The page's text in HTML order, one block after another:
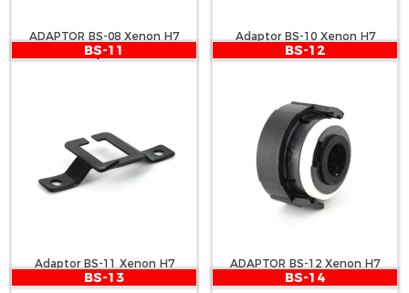
ADAPTOR BS-08 Xenon H7
Passat, Caddy, Jetta, Touran
Adaptor BS-10 Xenon H7
BS-11
Adaptor BS-11 Xenon H7
BS-12
ADAPTOR BS-12 Xenon H7
BMW 318, E65, E90, E46, E46-1
BS-13 BS-14